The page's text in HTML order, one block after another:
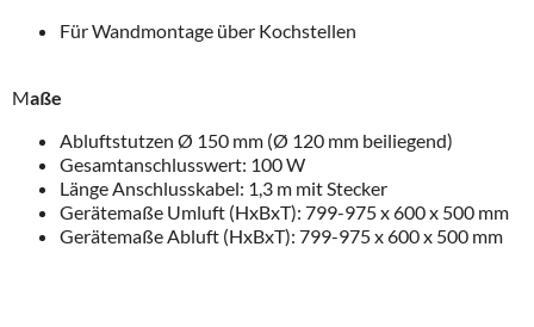
Für Wandmontage über Kochstellen
Maße
Abluftstutzen Ø 150 mm (Ø 120 mm beiliegend)
Gesamtanschlusswert: 100 W
Länge Anschlusskabel: 1,3 m mit Stecker
Gerätemaße Umluft (HxBxT): 799-975 x 600 x 500 mm
Gerätemaße Abluft (HxBxT): 799-975 x 600 x 500 mm